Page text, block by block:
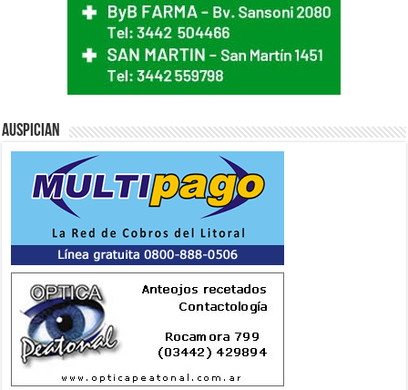
Auspician